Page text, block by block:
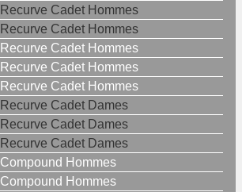
Recurve Cadet Hommes
Recurve Cadet Hommes
Recurve Cadet Hommes
Recurve Cadet Hommes
Recurve Cadet Hommes
Recurve Cadet Dames
Recurve Cadet Dames
Recurve Cadet Dames
Compound Hommes
Compound Hommes